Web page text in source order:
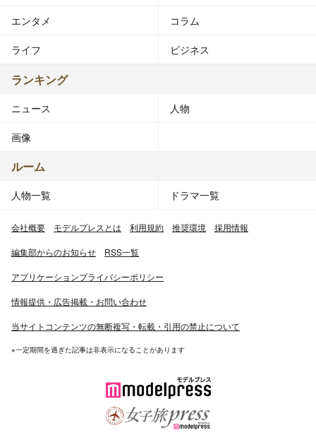
エンタメ コラム
ライフ ビジネス
ランキング
ニュース 人物
画像
ルーム
人物一覧 ドラマ一覧
会社概要 モデルプレスとは 利用規約 推奨環境 採用情報
編集部からのお知らせ RSS一覧
アプリケーションプライバシーポリシー
情報提供・広告掲載・お問い合わせ
当サイトコンテンツの無断複写・転載・引用の禁止について
※一定期間を過ぎた記事は非表示になることがあります